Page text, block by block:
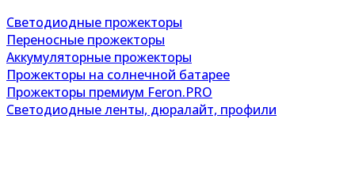
Светодиодные прожекторы
Переносные прожекторы
Аккумуляторные прожекторы
Прожекторы на солнечной батарее
Прожекторы премиум Feron.PRO
Светодиодные ленты, дюралайт, профили